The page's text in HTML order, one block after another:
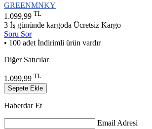
GREENMNKY
1.099,99 TL
3 İş gününde kargoda Ücretsiz Kargo
Soru Sor
• 100 adet İndirimli ürün vardır
Diğer Satıcılar
1.099,99 TL
Sepete Ekle
Haberdar Et
Email Adresi